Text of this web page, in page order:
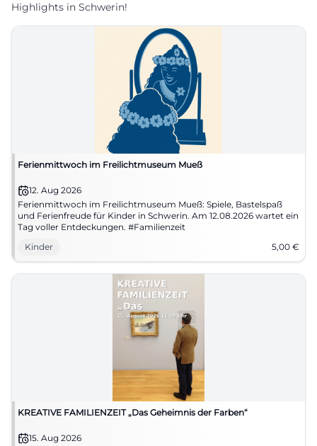
Highlights in Schwerin!
Ferienmittwoch im Freilichtmuseum Mueß
12. Aug 2026
Ferienmittwoch im Freilichtmuseum Mueß: Spiele, Bastelspaß
und Ferienfreude für Kinder in Schwerin. Am 12.08.2026 wartet ein
Tag voller Entdeckungen. #Familienzeit
Kinder
5,00 €
KREATIVE FAMILIENZEIT „Das Geheimnis der Farben“
15. Aug 2026